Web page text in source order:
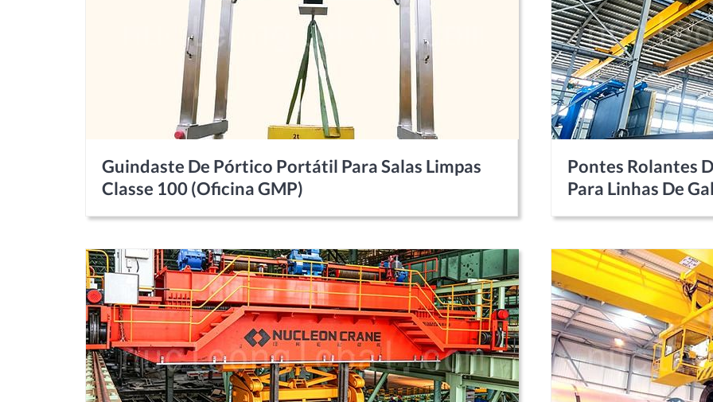
Guindaste De Pórtico Portátil Para Salas Limpas
Classe 100 (oficina GMP)
Pontes Rolantes
Para Linhas De